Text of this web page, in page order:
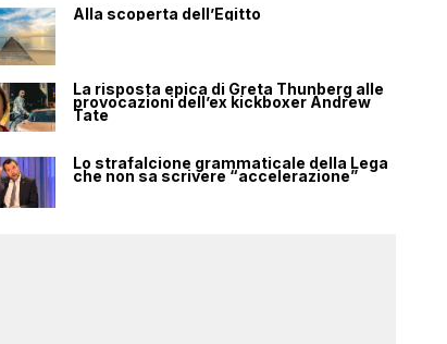
Alla scoperta dell’Egitto
La risposta epica di Greta Thunberg alle
provocazioni dell’ex kickboxer Andrew
Tate
Lo strafalcione grammaticale della Lega
che non sa scrivere “accelerazione”